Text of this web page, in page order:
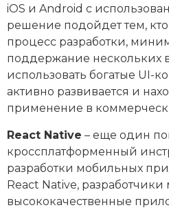
iOS и Android с
решение подойдет тем, кто
процесс разработки,
поддержание нескольких
использовать богатые UI-
активно развивается и
применение в
React Native – еще один
кроссплатформенный
разработки мобильных
React Native, разработчики
высококачественные